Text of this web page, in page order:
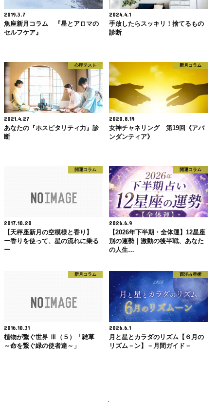
2019.3.7
魚座新月コラム 『星とアロマの
セルフケア』
2024.4.1
手放したらスッキリ！捨てるもの
診断
心理テスト
2021.4.27
あなたの『ホスピタリティ力』診
断
新月コラム
2020.8.19
女神チャネリング 第19回《アバ
ンダンティア》
開運コラム
2017.10.20
【天秤座新月の空模様と香り】
ー香りを使って、星の流れに乗る
ー
開運コラム
2026.6.9
【2026年下半期・全体運】12星座
別の運勢｜激動の後半戦、あなた
の人生…
新月コラム
2016.10.31
植物が繋ぐ世界 Ⅲ（５）「雑草
～命を繋ぐ緑の使者達～」
西洋占星術
2026.6.1
月と星とカラダのリズム【６月の
リズム－ン】－月間ガイド－